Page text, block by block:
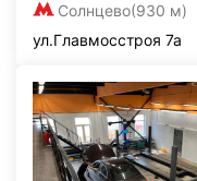
Солнцево(930 м)
ул.Главмосстроя 7а